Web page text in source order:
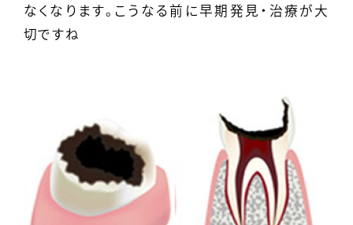
なくなります。こうなる前に早期発見・治療が大
切ですね